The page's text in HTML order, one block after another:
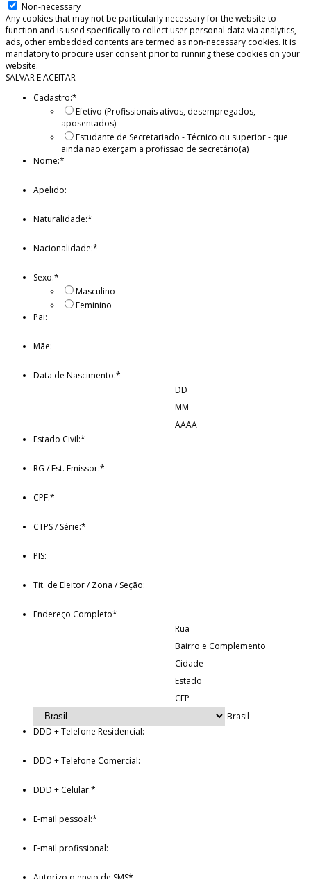
Non-necessary
Any cookies that may not be particularly necessary for the website to
function and is used specifically to collect user personal data via analytics,
ads, other embedded contents are termed as non-necessary cookies. It is
mandatory to procure user consent prior to running these cookies on your
website.
SALVAR E ACEITAR
Cadastro:*
Efetivo (Profissionais ativos, desempregados,
aposentados)
Estudante de Secretariado - Técnico ou superior - que
ainda não exerçam a profissão de secretário(a)
Nome:*
Apelido:
Naturalidade:*
Nacionalidade:*
Sexo:*
Masculino
Feminino
Pai:
Mãe:
Data de Nascimento:*
DD
MM
AAAA
Estado Civil:*
RG / Est. Emissor:*
CPF:*
CTPS / Série:*
PIS:
Tit. de Eleitor / Zona / Seção:
Endereço Completo*
Rua
Bairro e Complemento
Cidade
Estado
CEP
Brasil
DDD + Telefone Residencial:
DDD + Telefone Comercial:
DDD + Celular:*
E-mail pessoal:*
E-mail profissional: